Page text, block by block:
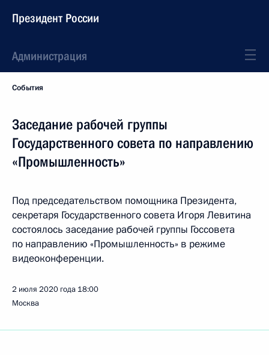
Президент России
Администрация
События
Заседание рабочей группы
Государственного совета по направлению
«Промышленность»
Под председательством помощника Президента,
секретаря Государственного совета Игоря Левитина
состоялось заседание рабочей группы Госсовета
по направлению «Промышленность» в режиме
видеоконференции.
2 июля 2020 года 18:00
Москва